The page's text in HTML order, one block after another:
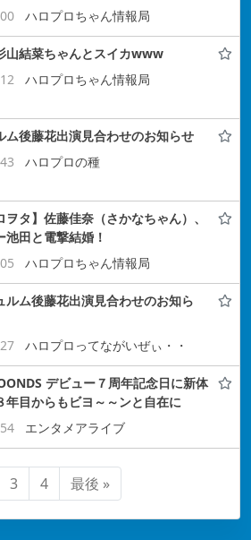
ハロプロちゃん情報局
山結菜ちゃんとスイカwww
ハロプロちゃん情報局
ム後藤花出演見合わせのお知らせ
ハロプロの種
ヲタ】佐藤佳奈（さかなちゃん）、
池田と電撃結婚！
ハロプロちゃん情報局
ルム後藤花出演見合わせのお知ら
ハロプロってながいぜぃ・・
デビュー７周年記念日に新体
目からもビヨ～～ンと自在に
エンタメアライブ
3 4 最後 »